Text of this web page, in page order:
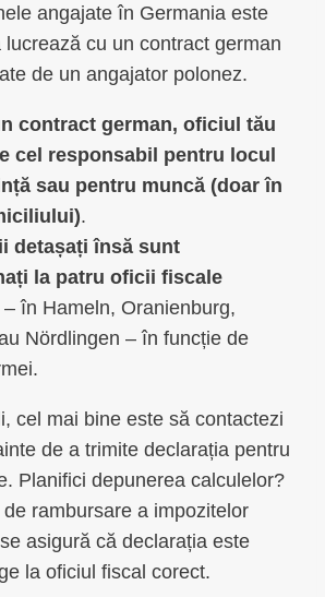
angajate în Germania este
lucrează cu un contract german
de un angajator polonez.
contract german, oficiul tău
cel responsabil pentru locul
sau pentru muncă (doar în
.
detașați însă sunt
la patru oficii fiscale
– în Hameln, Oranienburg,
Nördlingen – în funcție de
cel mai bine este să contactezi
de a trimite declarația pentru
Planifici depunerea calculelor?
rambursare a impozitelor
asigură că declarația este
la oficiul fiscal corect.